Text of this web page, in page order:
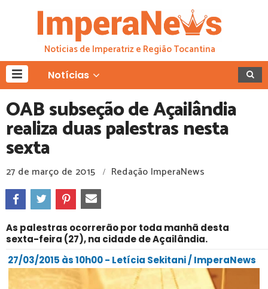
Notícias de Imperatriz e Região Tocantina
Notícias
OAB subseção de Açailândia
realiza duas palestras nesta
sexta
27 de março de 2015 / Redação ImperaNews
As palestras ocorrerão por toda manhã desta
sexta-feira (27), na cidade de Açailândia.
27/03/2015 às 10h00 - Letícia Sekitani / ImperaNews